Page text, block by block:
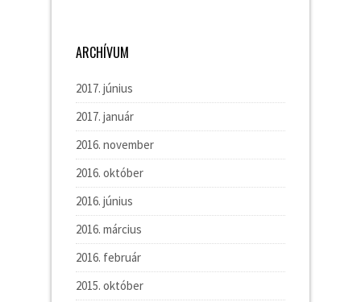
ARCHÍVUM
2017. június
2017. január
2016. november
2016. október
2016. június
2016. március
2016. február
2015. október